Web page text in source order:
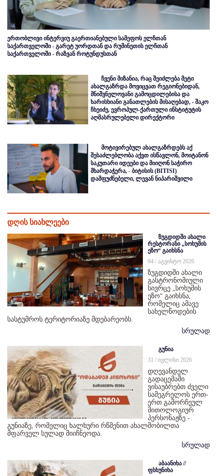
ერთობლივი ინტერვიუ გაერთიანებული სამეფოს ელჩთან
საქართველოში - გარეტ უორდთან და რუმინეთის ელჩთან
საქართველოში - რაზვან როტუნდუსთან
ჩვენი მიზანია, რაც შეიძლება მეტი
ახალგაზრდა მოვიცვათ რეგიონებიდან,
მნიშვნელოვანი გამოცდილებისა და
ხარისხიანი განათლების მისაღებად, - შაკო
ჩხეიძე, ევროპულ-ქართული ინსტიტუტის
აღმასრულებელი დირექტორი
მოტივირებულ ახალგაზრდებს აქ
შესაძლებლობა აქვთ ისწავლონ, მოიტანონ
საკუთარი იდეები და მიიღონ საჭირო
მხარდაჭერა, - ბიტისის (BITISI)
დამფუძნებელი, ლევან ნიპარიშვილი
დღის სიახლეები
ზუგდიდში ახალი
რესტორანი „სოხუმის
ეზო“ გაიხსნა
04 / აგვისტო 2026
ზუგდიდში ახალი
გასტრონომიული
სივრცე „სოხუმის
ეზო“ გაიხსნა,
რომელიც ამავე
სახელწოდების
სასტუმროს ტერიტორიაზე მდებარეობს.
სრულად
გუნია
31 / ივლისი 2026
დღევანდელ
გადაცემაში
ვისაუბრებთ ძველი
სამეგრელოს ერთ-
ერთ გამორჩეულ
მითოლოგიურ
პერსონაჟზე -
გუნიაზე, რომელიც ხალხური რწმენით ახალშობილთა
მფარველ სულად მიიჩნეოდა.
სრულად
აბაანიხა //
ფსხუნიხა